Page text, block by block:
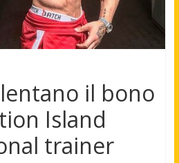
il bono
Island
trainer